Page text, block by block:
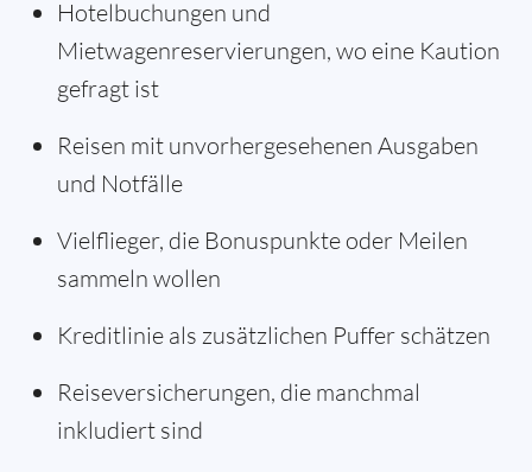
Hotelbuchungen und
Mietwagenreservierungen, wo eine Kaution
gefragt ist
Reisen mit unvorhergesehenen Ausgaben
und Notfälle
Vielflieger, die Bonuspunkte oder Meilen
sammeln wollen
Kreditlinie als zusätzlichen Puffer schätzen
Reiseversicherungen, die manchmal
inkludiert sind